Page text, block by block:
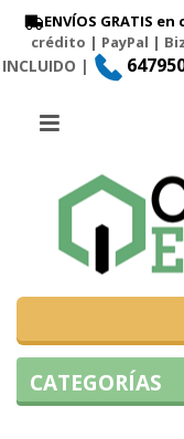
ENVÍOS GRATIS
crédito | PayPal |
INCLUIDO |
Menú
CATEGORÍAS